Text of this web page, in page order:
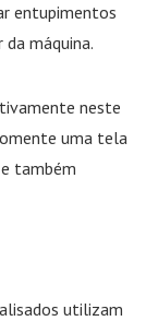
entupimentos
máquina.
neste
uma tela
também
utilizam